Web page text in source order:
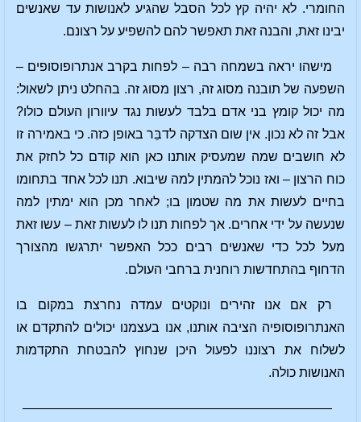
החומרי. לא יהיה קץ לכל הסבל שהגיע לאנושות עד שאנשים
יבינו זאת, והבנה זאת תאפשר להם להשפיע על רצונם.
מישהו יראה בשמחה רבה – לפחות בקרב אנתרופוסופים –
השפעה של תובנה מסוג זה, רצון מסוג זה. בהחלט ניתן לשאול:
מה יכול קומץ בני אדם בלבד לעשות נגד עיוורון העולם כולו?
אבל זה לא נכון. אין שום הצדקה לדבֵּר באופן כזה. כי באמירה זו
לא חושבים שמה שמעסיק אותנו כאן הוא קודם כל לחזק את
כוח הרצון – ואז נוכל להמתין למה שיבוא. תנו לכל אחד בתחומו
בחיים לעשות את מה שטמון בו; לאחר מכן הוא ימתין למה
שנעשה על ידי אחרים. אך לפחות תנו לו לעשות זאת – עשו זאת
מעל לכל כדי שאנשים רבים ככל האפשר יתרגשו מהצורך
הדחוף בהתחדשות רוחנית ברחבי העולם.
רק אם אנו זהירים ונוקטים עמדה נחרצת במקום בו
האנתרופוסופיה הציבה אותנו, אנו בעצמנו יכולים להתקדם או
לשלוח את רצוננו לפעול היכן שנחוץ להבטחת התקדמות
האנושות כולה.
————————————————————————